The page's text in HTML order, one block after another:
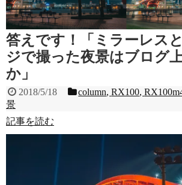
答えです！「ミラーレス
ジで撮った夜景はブログ
か」
2018/5/18 column,RX100,
景
記事を読む